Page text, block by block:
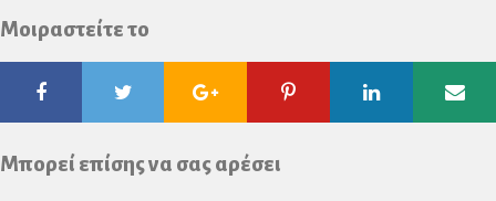
Μοιραστείτε το
FacebookTwitter Google
Plus
Pinterest Linkedin
Μπορεί επίσης να σας αρέσει